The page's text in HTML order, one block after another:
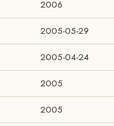
2006
2005-05-29
2005-04-24
2005
2005